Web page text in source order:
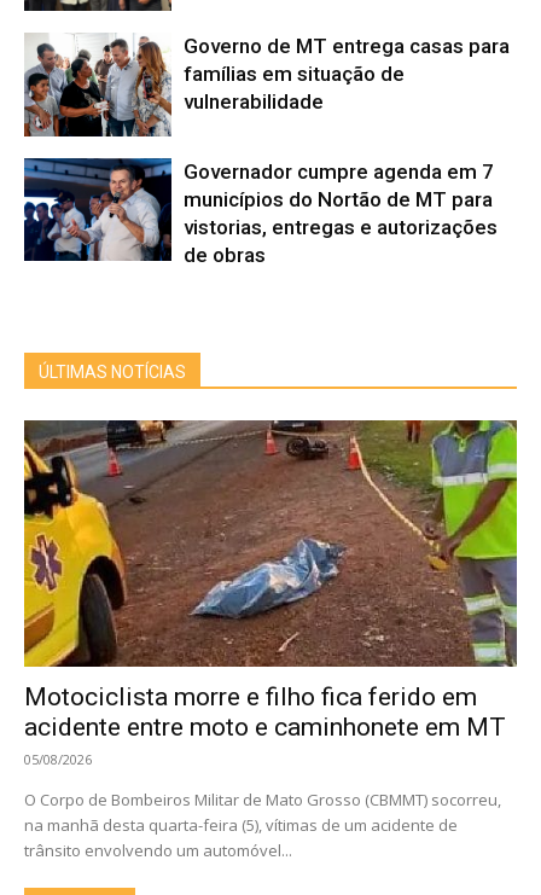
Governo de MT entrega casas para
famílias em situação de
vulnerabilidade
Governador cumpre agenda em 7
municípios do Nortão de MT para
vistorias, entregas e autorizações
de obras
ÚLTIMAS NOTÍCIAS
Motociclista morre e filho fica ferido em
acidente entre moto e caminhonete em MT
05/08/2026
O Corpo de Bombeiros Militar de Mato Grosso (CBMMT) socorreu,
na manhã desta quarta-feira (5), vítimas de um acidente de
trânsito envolvendo um automóvel...